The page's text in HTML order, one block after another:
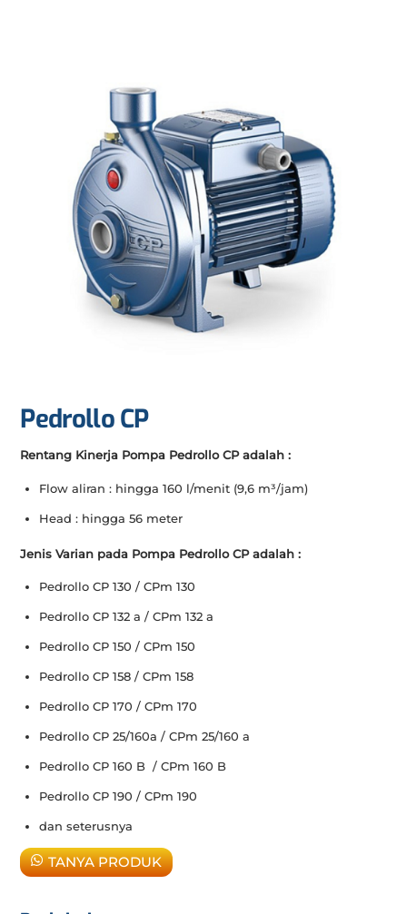
Pedrollo CP
Rentang Kinerja Pompa Pedrollo CP adalah :
Flow aliran : hingga 160 l/menit (9,6 m³/jam)
Head : hingga 56 meter
Jenis Varian pada Pompa Pedrollo CP adalah :
Pedrollo CP 130 / CPm 130
Pedrollo CP 132 a / CPm 132 a
Pedrollo CP 150 / CPm 150
Pedrollo CP 158 / CPm 158
Pedrollo CP 170 / CPm 170
Pedrollo CP 25/160a / CPm 25/160 a
Pedrollo CP 160 B / CPm 160 B
Pedrollo CP 190 / CPm 190
dan seterusnya
TANYA PRODUK